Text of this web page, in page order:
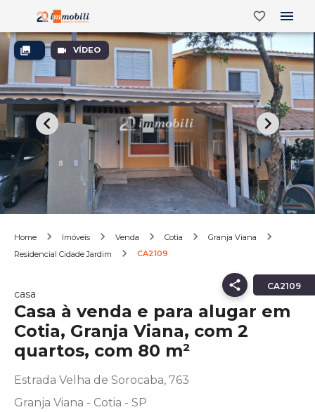
VÍDEO
Home Imóveis Venda Cotia
Granja Viana
Residencial Cidade Jardim
CA2109
CA2109
casa
Casa à venda e para alugar em
Cotia, Granja Viana, com 2
quartos, com 80 m²
Estrada Velha de Sorocaba, 763
Granja Viana - Cotia - SP